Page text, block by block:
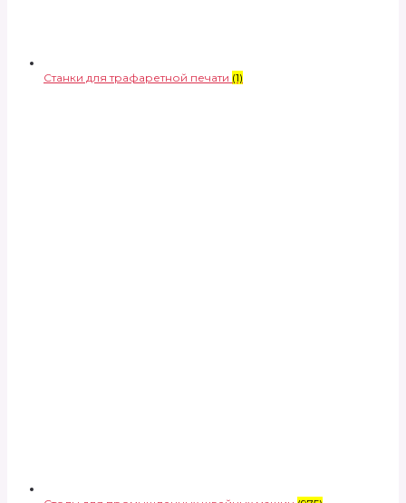
Станки для трафаретной печати (1)